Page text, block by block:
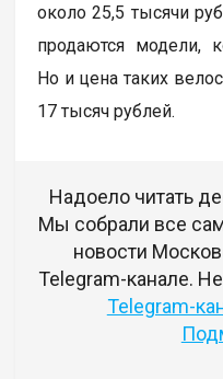
около 25,5 тысячи
продаются модели,
Но и цена таких
17 тысяч рублей.
Надоело читать
Мы собрали все
новости
Telegram-канале.
Telegram-